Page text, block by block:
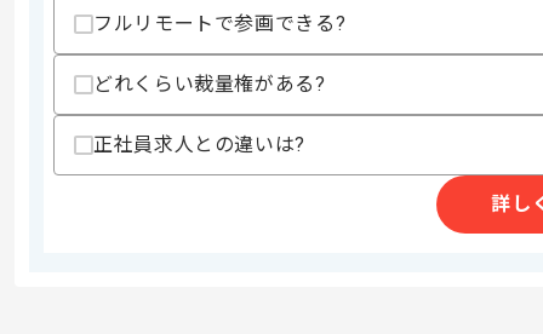
フルリモートで参画できる?
どれくらい裁量権がある?
正社員求人との違いは?
詳し